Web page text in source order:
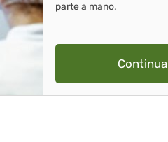
parte a mano.
Continua